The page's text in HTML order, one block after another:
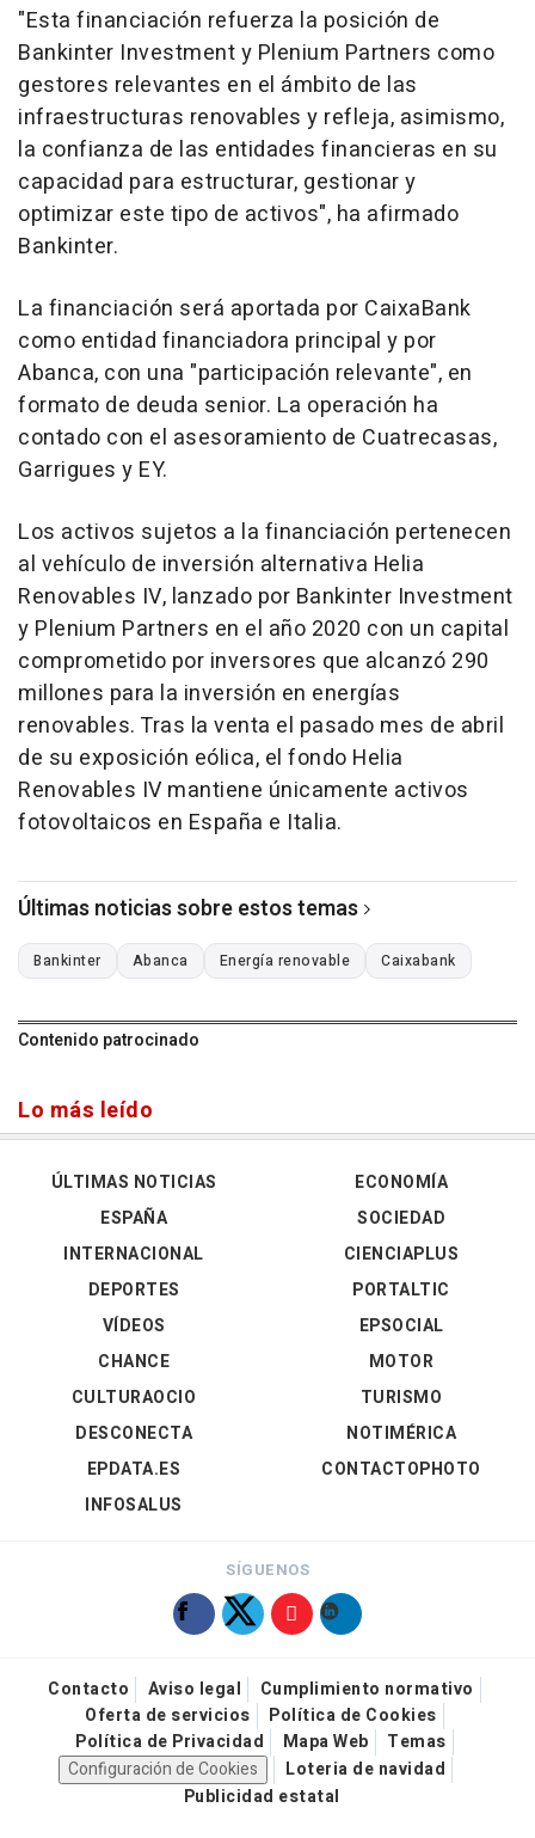
"Esta financiación refuerza la posición de
Bankinter Investment y Plenium Partners como
gestores relevantes en el ámbito de las
infraestructuras renovables y refleja, asimismo,
la confianza de las entidades financieras en su
capacidad para estructurar, gestionar y
optimizar este tipo de activos", ha afirmado
Bankinter.
La financiación será aportada por CaixaBank
como entidad financiadora principal y por
Abanca, con una "participación relevante", en
formato de deuda senior. La operación ha
contado con el asesoramiento de Cuatrecasas,
Garrigues y EY.
Los activos sujetos a la financiación pertenecen
al vehículo de inversión alternativa Helia
Renovables IV, lanzado por Bankinter Investment
y Plenium Partners en el año 2020 con un capital
comprometido por inversores que alcanzó 290
millones para la inversión en energías
renovables. Tras la venta el pasado mes de abril
de su exposición eólica, el fondo Helia
Renovables IV mantiene únicamente activos
fotovoltaicos en España e Italia.
Últimas noticias sobre estos temas
Bankinter Abanca Energía renovable Caixabank
Contenido patrocinado
Lo más leído
ÚLTIMAS NOTICIAS
ESPAÑA
INTERNACIONAL
DEPORTES
VÍDEOS
ECONOMÍA
SOCIEDAD
CIENCIAPLUS
PORTALTIC
EPSOCIAL
CHANCE
CULTURAOCIO
DESCONECTA
EPDATA.ES
INFOSALUS
MOTOR
TURISMO
NOTIMÉRICA
CONTACTOPHOTO
SÍGUENOS
Contacto Aviso legal
Cumplimiento normativo
Oferta de servicios
Política de Cookies
Política de Privacidad
Mapa Web
Temas
Configuración de Cookies
Loteria de navidad
Publicidad estatal